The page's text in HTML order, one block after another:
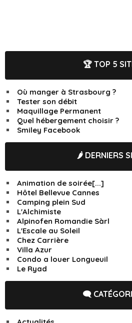
🏆 TOP 5
Où manger à Strasbourg ?
Tester son débit
Maquillage Permanent
Quel hébergement choisir ?
Smiley Facebook
🌶️ DERNIERS
Animation de soirée[...]
Hôtel Bellevue Cannes
Camping plein Sud
L'Alchimiste
Alpinofen Romandie Sàrl
L'Escale au Soleil
Chez Carrière
Villa Azur
Condo a louer Longueuil
Le Ryad
🗨️